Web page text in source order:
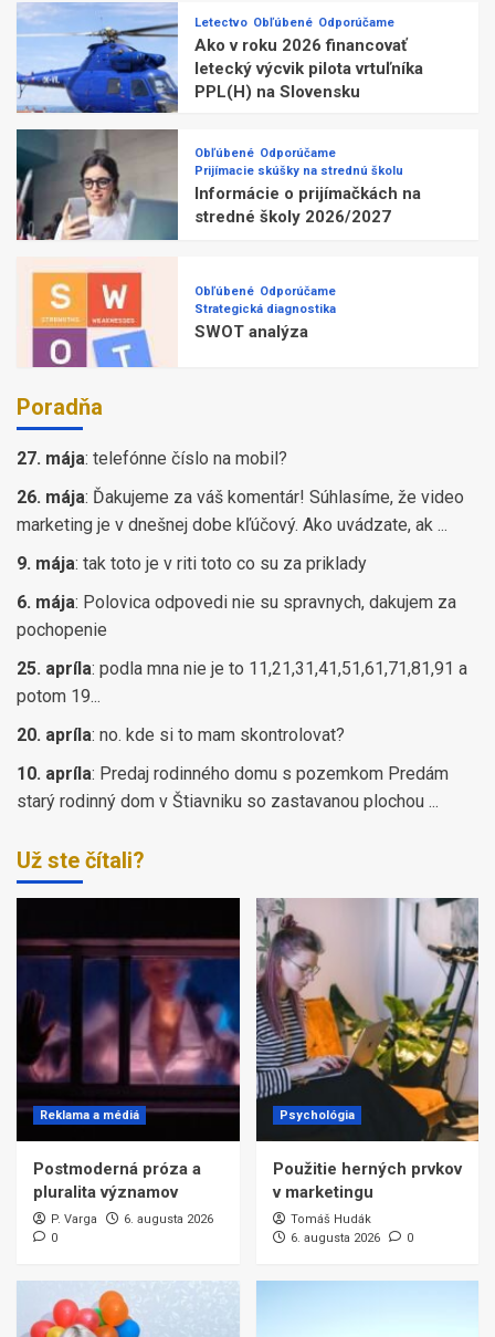
Letectvo Obľúbené Odporúčame
Ako v roku 2026 financovať
letecký výcvik pilota vrtuľníka
PPL(H) na Slovensku
Obľúbené Odporúčame
Prijímacie skúšky na strednú školu
Informácie o prijímačkách na
stredné školy 2026/2027
Obľúbené Odporúčame
Strategická diagnostika
SWOT analýza
Poradňa
27. mája: telefónne číslo na mobil?
26. mája: Ďakujeme za váš komentár! Súhlasíme, že video
marketing je v dnešnej dobe kľúčový. Ako uvádzate, ak ...
9. mája: tak toto je v riti toto co su za priklady
6. mája: Polovica odpovedi nie su spravnych, dakujem za
pochopenie
25. apríla: podla mna nie je to 11,21,31,41,51,61,71,81,91 a
potom 19...
20. apríla: no. kde si to mam skontrolovat?
10. apríla: Predaj rodinného domu s pozemkom Predám
starý rodinný dom v Štiavniku so zastavanou plochou ...
Už ste čítali?
Reklama a médiá
Postmoderná próza a
pluralita významov
P. Varga
6. augusta 2026
0
Psychológia
Použitie herných prvkov
v marketingu
Tomáš Hudák
6. augusta 2026
0